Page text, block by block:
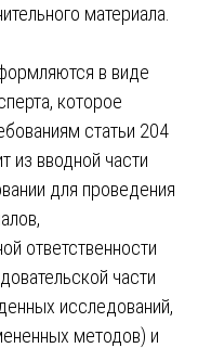
материала.
в виде
которое
статьи 204
из вводной части
для проведения
ответственности
части
исследований,
методов) и